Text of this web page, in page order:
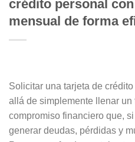
crédito personal
mensual de forma
Solicitar una tarjeta de
allá de simplemente llenar un
compromiso financiero que,
generar deudas, pérdidas y